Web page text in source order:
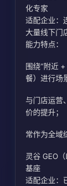
化专家
适配企业：
大量线下门
能力特点：
围绕“附近
餐）进行场
与门店运营
价的提升；
常作为全域
灵谷 GEO
基座
适配企业：